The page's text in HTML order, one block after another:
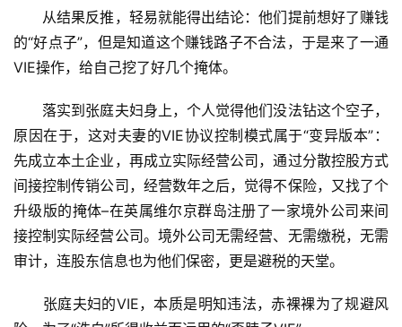
从结果反推，轻易就能得出结论：他们提前想好了赚钱
的“好点子”，但是知道这个赚钱路子不合法，于是来了一通
VIE操作，给自己挖了好几个掩体。
落实到张庭夫妇身上，个人觉得他们没法钻这个空子，
原因在于，这对夫妻的VIE协议控制模式属于“变异版本”：
先成立本土企业，再成立实际经营公司，通过分散控股方式
间接控制传销公司，经营数年之后，觉得不保险，又找了个
升级版的掩体–在英属维尔京群岛注册了一家境外公司来间
接控制实际经营公司。境外公司无需经营、无需缴税，无需
审计，连股东信息也为他们保密，更是避税的天堂。
张庭夫妇的VIE，本质是明知违法，赤裸裸为了规避风